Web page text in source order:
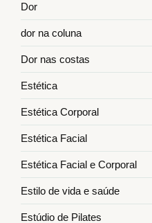
Dor
dor na coluna
Dor nas costas
Estética
Estética Corporal
Estética Facial
Estética Facial e Corporal
Estilo de vida e saúde
Estúdio de Pilates